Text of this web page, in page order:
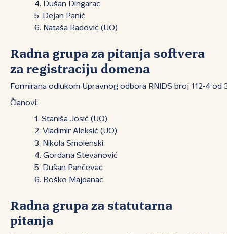
Dušan Dingarac
Dejan Panić
Nataša Radović (UO)
Radna grupa za pitanja softvera
za registraciju domena
Formirana odlukom Upravnog odbora RNIDS broj 112‑4 od
Članovi:
Staniša Josić (UO)
Vladimir Aleksić (UO)
Nikola Smolenski
Gordana Stevanović
Dušan Pančevac
Boško Majdanac
Radna grupa za statutarna
pitanja